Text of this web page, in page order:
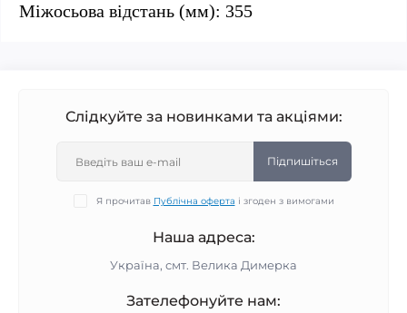
Міжосьова відстань (мм): 355
Слідкуйте за новинками та акціями:
Підпишіться
Я прочитав Публічна оферта і згоден з вимогами
Наша адреса:
Україна, смт. Велика Димерка
Зателефонуйте нам: